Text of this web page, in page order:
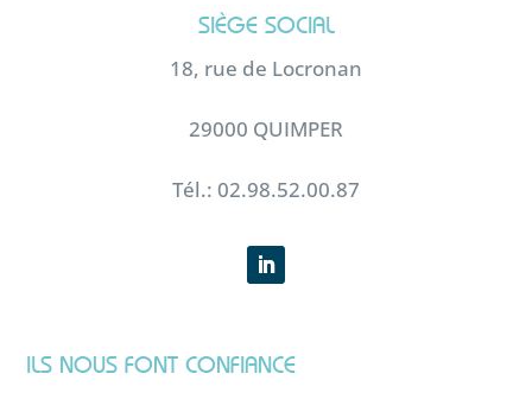
SIÈGE SOCIAL
18, rue de Locronan
29000 QUIMPER
Tél.: 02.98.52.00.87
ILS NOUS FONT CONFIANCE